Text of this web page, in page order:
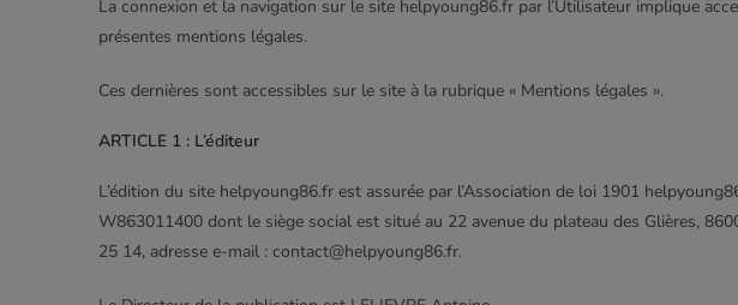
La connexion et la navigation sur le site helpyoung86.fr par l’Utilisateur implique
présentes mentions légales.
Ces dernières sont accessibles sur le site à la rubrique « Mentions légales ».
ARTICLE 1 : L’éditeur
L’édition du site helpyoung86.fr est assurée par l’Association de loi 1901
W863011400 dont le siège social est situé au 22 avenue du plateau des Glières,
25 14, adresse e-mail : contact@helpyoung86.fr.